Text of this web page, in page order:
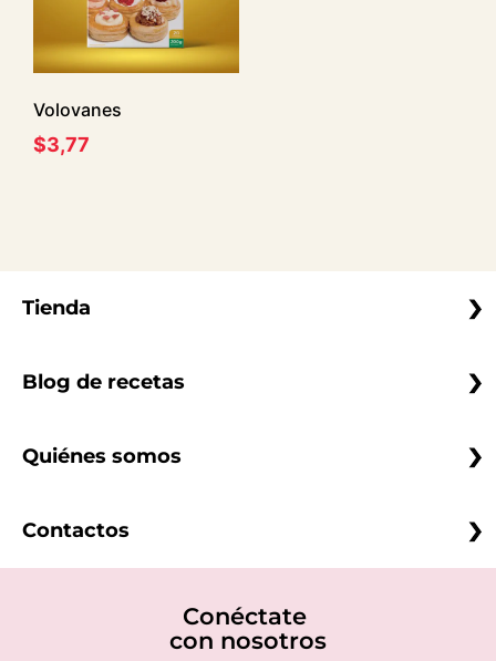
Volovanes
$3,77
Tienda
Blog de recetas
Quiénes somos
Contactos
Conéctate
con nosotros